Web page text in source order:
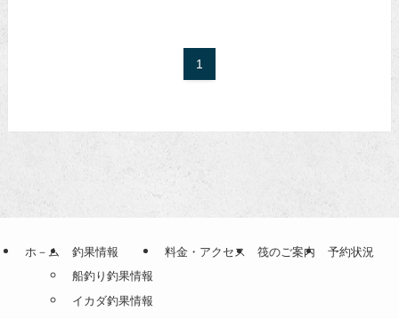
1
ホ－ム
釣果情報
船釣り釣果情報
イカダ釣果情報
料金・アクセス 筏のご案内 予約状況